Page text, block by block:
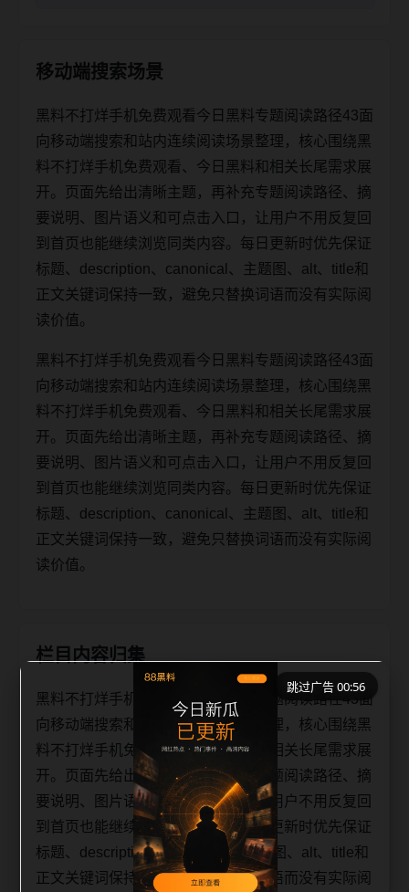
移动端搜索场景
黑料不打烊手机免费观看今日黑料专题阅读路径43面
向移动端搜索和站内连续阅读场景整理，核心围绕黑
料不打烊手机免费观看、今日黑料和相关长尾需求展
开。页面先给出清晰主题，再补充专题阅读路径、摘
要说明、图片语义和可点击入口，让用户不用反复回
到首页也能继续浏览同类内容。每日更新时优先保证
标题、description、canonical、主题图、alt、title和
正文关键词保持一致，避免只替换词语而没有实际阅
读价值。
黑料不打烊手机免费观看今日黑料专题阅读路径43面
向移动端搜索和站内连续阅读场景整理，核心围绕黑
料不打烊手机免费观看、今日黑料和相关长尾需求展
开。页面先给出清晰主题，再补充专题阅读路径、摘
要说明、图片语义和可点击入口，让用户不用反复回
到首页也能继续浏览同类内容。每日更新时优先保证
标题、description、canonical、主题图、alt、title和
正文关键词保持一致，避免只替换词语而没有实际阅
读价值。
栏目内容归集
黑料不打烊手机免费观看今日黑料专题阅读路径43面
向移动端搜索和站内连续阅读场景整理，核心围绕黑
料不打烊手机免费观看、今日黑料和相关长尾需求展
开。页面先给出清晰主题，再补充专题阅读路径、摘
要说明、图片语义和可点击入口，让用户不用反复回
到首页也能继续浏览同类内容。每日更新时优先保证
标题、description、canonical、主题图、alt、title和
正文关键词保持一致，避免只替换词语而没有实际阅
跳过广告 00:56